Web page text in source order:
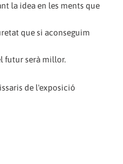
la idea en les ments que
que si aconseguim
futur serà millor.
de l'exposició